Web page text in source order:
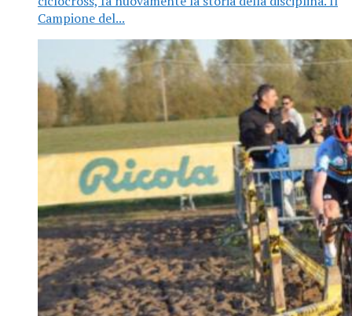
Campione del...